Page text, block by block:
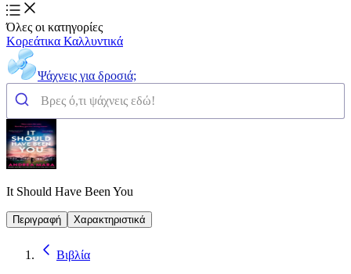
Όλες οι κατηγορίες
Κορεάτικα Καλλυντικά
Ψάχνεις για δροσιά;
It Should Have Been You
Περιγραφή Χαρακτηριστικά
Βιβλία